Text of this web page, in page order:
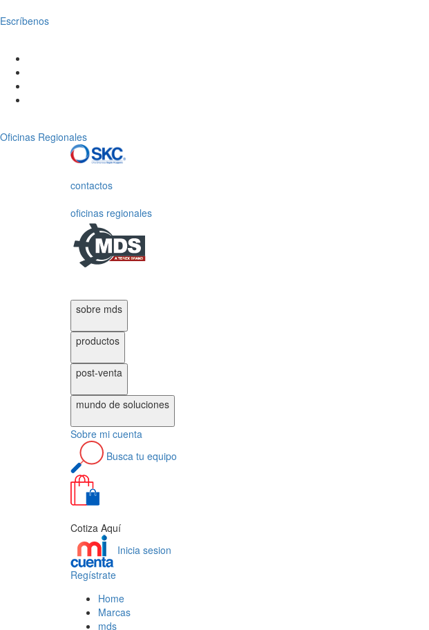
Escríbenos
Oficinas Regionales
contactos
oficinas regionales
sobre mds
productos
post-venta
mundo de soluciones
Sobre mi cuenta
Busca tu equipo
Cotiza Aquí
Inicia sesion
Regístrate
Home
Marcas
mds